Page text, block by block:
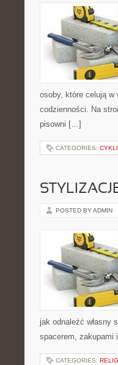
osoby, które celują
codzienności. Na
pisowni […]
CATEGORIES:
POSTED BY ADMIN
jak odnaleźć własny
spacerem,
CATEGORIES: